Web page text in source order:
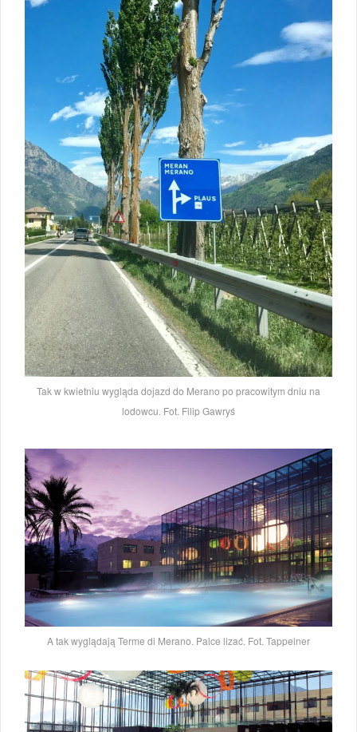
Tak w kwietniu wygląda dojazd do Merano po pracowitym dniu na
lodowcu. Fot. Filip Gawryś
A tak wyglądają Terme di Merano. Palce lizać. Fot. Tappeiner